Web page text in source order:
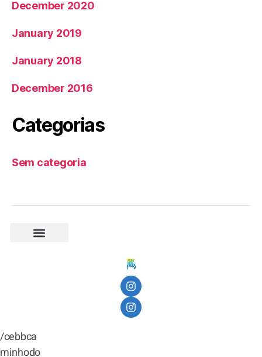
December 2020
January 2019
January 2018
December 2016
Categorias
Sem categoria
/cebbca
minhodo